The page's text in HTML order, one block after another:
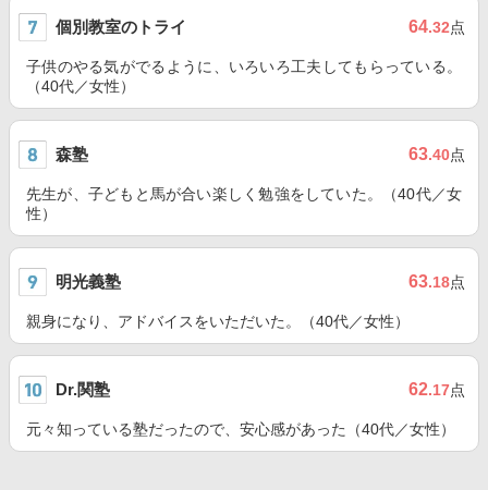
個別教室のトライ 64.32点
子供のやる気がでるように、いろいろ工夫してもらっている。
（40代／女性）
森塾 63.40点
先生が、子どもと馬が合い楽しく勉強をしていた。（40代／女
性）
明光義塾 63.18点
親身になり、アドバイスをいただいた。（40代／女性）
Dr.関塾 62.17点
元々知っている塾だったので、安心感があった（40代／女性）